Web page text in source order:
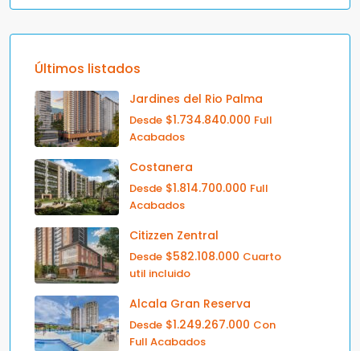
Últimos listados
Jardines del Rio Palma
Desde $1.734.840.000 Full
Acabados
Costanera
Desde $1.814.700.000 Full
Acabados
Citizzen Zentral
Desde $582.108.000 Cuarto
util incluido
Alcala Gran Reserva
Desde $1.249.267.000 Con
Full Acabados